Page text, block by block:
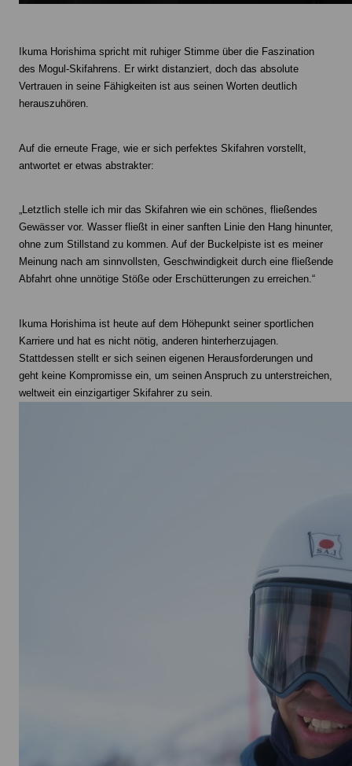
Ikuma Horishima spricht mit ruhiger Stimme über die Faszination
des Mogul-Skifahrens. Er wirkt distanziert, doch das absolute
Vertrauen in seine Fähigkeiten ist aus seinen Worten deutlich
herauszuhören.
Auf die erneute Frage, wie er sich perfektes Skifahren vorstellt,
antwortet er etwas abstrakter:
„Letztlich stelle ich mir das Skifahren wie ein schönes, fließendes
Gewässer vor. Wasser fließt in einer sanften Linie den Hang hinunter,
ohne zum Stillstand zu kommen. Auf der Buckelpiste ist es meiner
Meinung nach am sinnvollsten, Geschwindigkeit durch eine fließende
Abfahrt ohne unnötige Stöße oder Erschütterungen zu erreichen.“
Ikuma Horishima ist heute auf dem Höhepunkt seiner sportlichen
Karriere und hat es nicht nötig, anderen hinterherzujagen.
Stattdessen stellt er sich seinen eigenen Herausforderungen und
geht keine Kompromisse ein, um seinen Anspruch zu unterstreichen,
weltweit ein einzigartiger Skifahrer zu sein.